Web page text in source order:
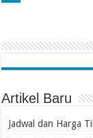
Artikel Baru
Jadwal dan Harga